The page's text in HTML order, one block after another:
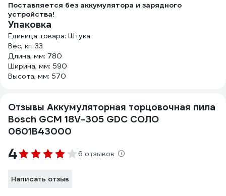
Поставляется без аккумулятора и зарядного
устройства!
Упаковка
Единица товара: Штука
Вес, кг: 33
Длина, мм: 780
Ширина, мм: 590
Высота, мм: 570
Отзывы Аккумуляторная торцовочная пила
Bosch GCM 18V-305 GDC СОЛО
0601B43000
4 6 отзывов
Написать отзыв